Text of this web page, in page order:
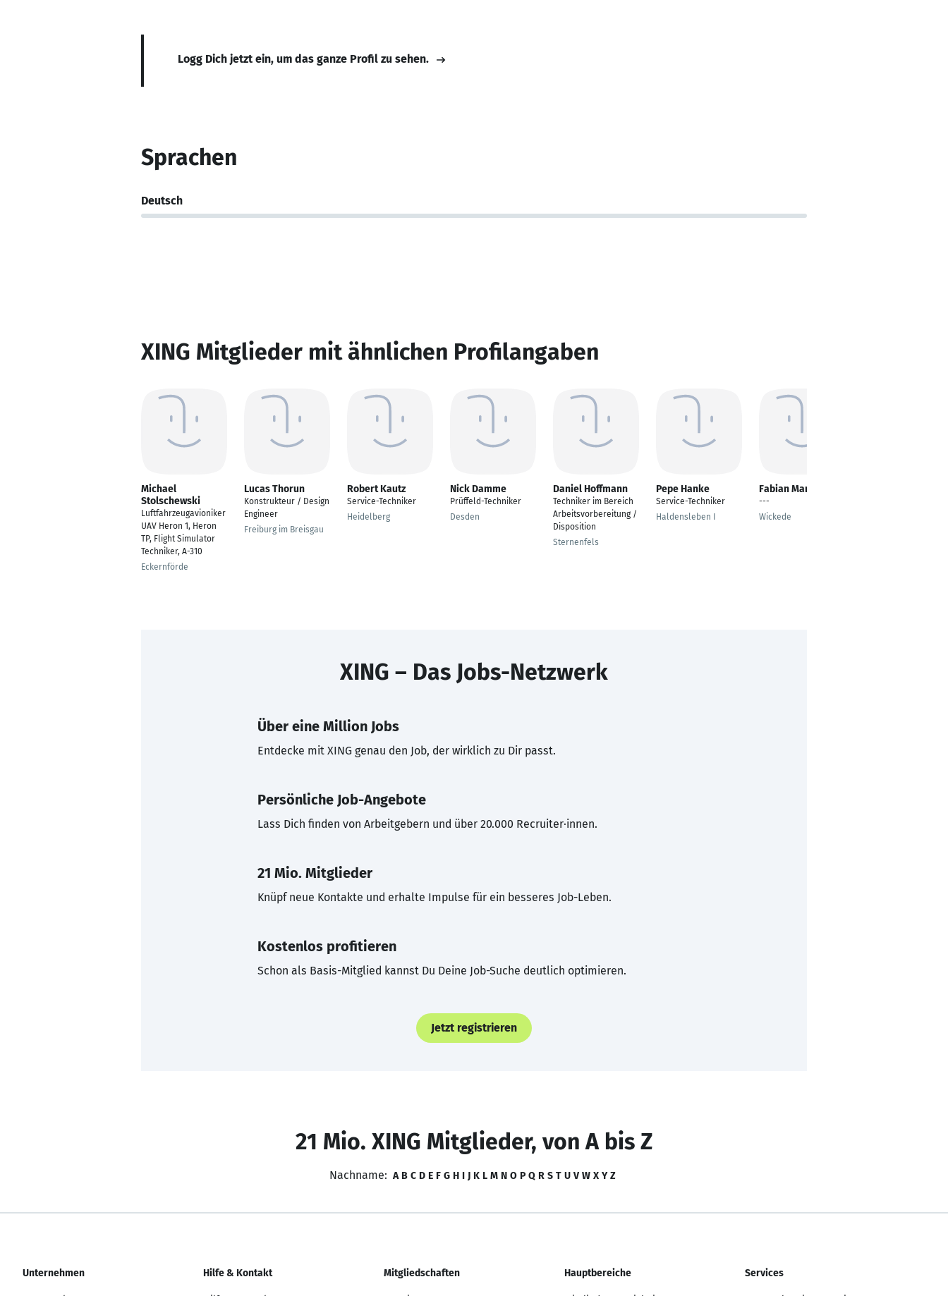
Logg Dich jetzt ein, um das ganze Profil zu sehen.
Sprachen
Deutsch
XING Mitglieder mit ähnlichen Profilangaben
Michael
Stolschewski
Luftfahrzeugavioniker
UAV Heron 1, Heron
TP, Flight Simulator
Techniker, A-310
Eckernförde
Lucas Thorun
Konstrukteur / Design
Engineer
Freiburg im Breisgau
Robert Kautz
Service-Techniker
Heidelberg
Nick Damme
Prüffeld-Techniker
Desden
Daniel Hoffmann
Techniker im Bereich
Arbeitsvorbereitung /
Disposition
Sternenfels
Pepe Hanke
Service-Techniker
Haldensleben I
Fabian Marwinski
---
Wickede
XING – Das Jobs-Netzwerk
Über eine Million Jobs
Entdecke mit XING genau den Job, der wirklich zu Dir passt.
Persönliche Job-Angebote
Lass Dich finden von Arbeitgebern und über 20.000 Recruiter·innen.
21 Mio. Mitglieder
Knüpf neue Kontakte und erhalte Impulse für ein besseres Job-Leben.
Kostenlos profitieren
Schon als Basis-Mitglied kannst Du Deine Job-Suche deutlich optimieren.
Jetzt registrieren
21 Mio. XING Mitglieder, von A bis Z
Nachname: A B C D E F G H I J K L M N O P Q R S T U V W X Y Z
Unternehmen Hilfe & Kontakt Mitgliedschaften Hauptbereiche Services